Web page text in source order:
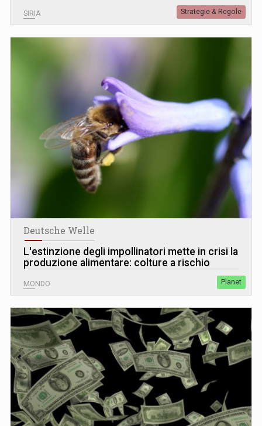
SIRIA Strategie & Regole
Deutsche Welle
L'estinzione degli impollinatori mette in crisi la
produzione alimentare: colture a rischio
MONDO Planet